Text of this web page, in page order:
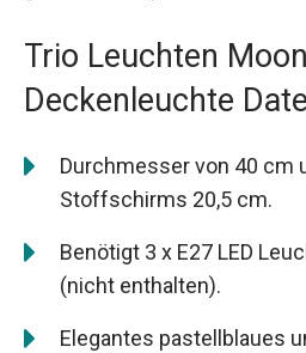
Trio Leuchten
Deckenleuchte
Durchmesser von 40 cm
Stoffschirms 20,5 cm.
Benötigt 3 x E27 LED
(nicht enthalten).
Elegantes pastellblaues